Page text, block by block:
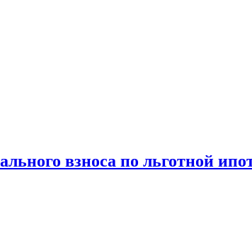
взноса по льготной